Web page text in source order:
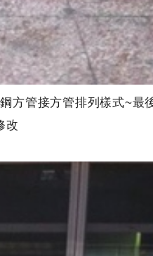
方管接方管排列樣式~最
改